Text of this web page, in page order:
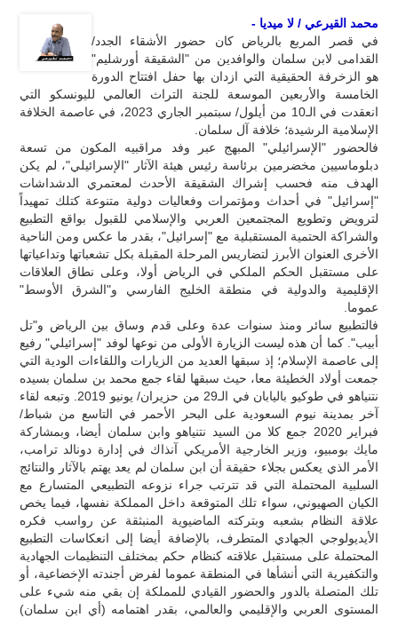
محمد القيرعي / لا ميديا -
في قصر المربع بالرياض كان حضور الأشقاء الجدد/
القدامى لابن سلمان والوافدين من "الشقيقة أورشليم"
هو الزخرفة الحقيقية التي ازدان بها حفل افتتاح الدورة
الخامسة والأربعين الموسعة للجنة التراث العالمي لليونسكو التي
انعقدت في الـ10 من أيلول/ سبتمبر الجاري 2023، في عاصمة الخلافة
الإسلامية الرشيدة؛ خلافة آل سلمان.
فالحضور "الإسرائيلي" المبهج عبر وفد مراقبيه المكون من تسعة
دبلوماسيين مخضرمين برئاسة رئيس هيئة الآثار "الإسرائيلي"، لم يكن
الهدف منه فحسب إشراك الشقيقة الأحدث لمعتمري الدشداشات
"إسرائيل" في أحداث ومؤتمرات وفعاليات دولية متنوعة كتلك تمهيداً
لترويض وتطويع المجتمعين العربي والإسلامي للقبول بواقع التطبيع
والشراكة الحتمية المستقبلية مع "إسرائيل"، بقدر ما عكس ومن الناحية
الأخرى العنوان الأبرز لتضاريس المرحلة المقبلة بكل تشعباتها وتداعياتها
على مستقبل الحكم الملكي في الرياض أولا، وعلى نطاق العلاقات
الإقليمية والدولية في منطقة الخليج الفارسي و"الشرق الأوسط"
عموما.
فالتطبيع سائر ومنذ سنوات عدة وعلى قدم وساق بين الرياض و"تل
أبيب". كما أن هذه ليست الزيارة الأولى من نوعها لوفد "إسرائيلي" رفيع
إلى عاصمة الإسلام؛ إذ سبقها العديد من الزيارات واللقاءات الودية التي
جمعت أولاد الخطيئة معا، حيث سبقها لقاء جمع محمد بن سلمان بسيده
نتنياهو في طوكيو باليابان في الـ29 من حزيران/ يونيو 2019. وتبعه لقاء
آخر بمدينة نيوم السعودية على البحر الأحمر في التاسع من شباط/
فبراير 2020 جمع كلا من السيد نتنياهو وابن سلمان أيضا، وبمشاركة
مايك بومبيو، وزير الخارجية الأمريكي آنذاك في إدارة دونالد ترامب،
الأمر الذي يعكس بجلاء حقيقة أن ابن سلمان لم يعد يهتم بالآثار والنتائج
السلبية المحتملة التي قد تترتب جراء نزوعه التطبيعي المتسارع مع
الكيان الصهيوني، سواء تلك المتوقعة داخل المملكة نفسها، فيما يخص
علاقة النظام بشعبه وبتركته الماضيوية المنبثقة عن رواسب فكره
الأيديولوجي الجهادي المتطرف، بالإضافة أيضا إلى انعكاسات التطبيع
المحتملة على مستقبل علاقته كنظام حكم بمختلف التنظيمات الجهادية
والتكفيرية التي أنشأها في المنطقة عموما لفرض أجندته الإخضاعية، أو
تلك المتصلة بالدور والحضور القيادي للمملكة إن بقي منه شيء على
المستوى العربي والإقليمي والعالمي، بقدر اهتمامه (أي ابن سلمان)